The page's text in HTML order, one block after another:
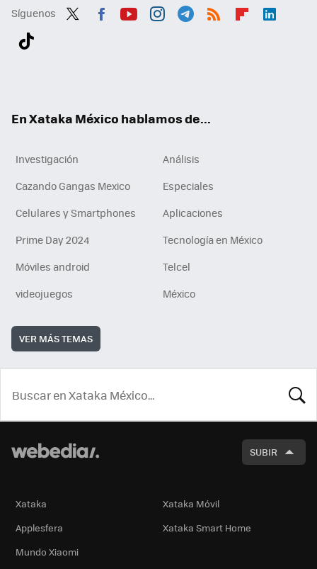
Síguenos
En Xataka México hablamos de...
Investigación
Análisis
Cazando Gangas Mexico
Especiales
Celulares y Smartphones
Aplicaciones
Prime Day 2024
Tecnología en México
Móviles android
Telcel
videojuegos
México
VER MÁS TEMAS
SUBIR
Xataka
Xataka Móvil
Applesfera
Xataka Smart Home
Mundo Xiaomi